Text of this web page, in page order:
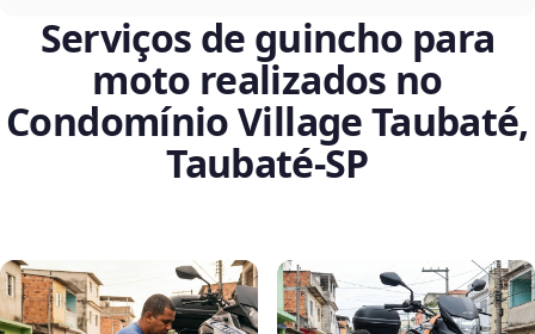
Serviços de guincho para
moto realizados no
Condomínio Village Taubaté,
Taubaté‑SP